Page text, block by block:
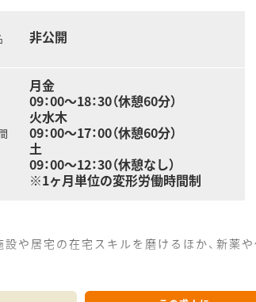
非公開
月金
09：00～18：30（休憩60分）
火水木
09：00～17：00（休憩60分）
土
09：00～12：30（休憩なし）
※1ヶ月単位の変形労働時間制
や居宅の在宅スキルを磨けるほか、新薬